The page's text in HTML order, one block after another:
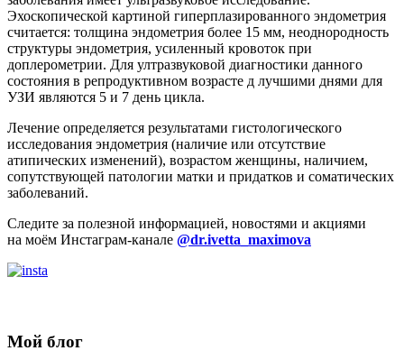
Эхоскопической картиной гиперплазированного эндометрия
считается: толщина эндометрия более 15 мм, неоднородность
структуры эндометрия, усиленный кровоток при
доплерометрии. Для ултразвуковой диагностики данного
состояния в репродуктивном возрасте д лучшими днями для
УЗИ являются 5 и 7 день цикла.
Лечение определяется результатами гистологического
исследования эндометрия (наличие или отсутствие
атипических изменений), возрастом женщины, наличием,
сопутствующей патологии матки и придатков и соматических
заболеваний.
Следите за полезной информацией, новостями и акциями
на моём Инстаграм-канале @dr.ivetta_maximova
Мой блог